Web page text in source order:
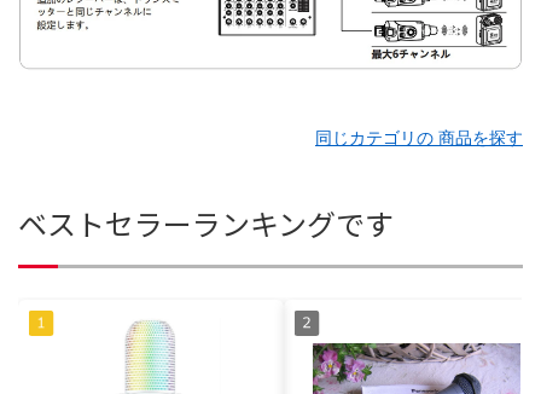
同じカテゴリの 商品を探す
ベストセラーランキングです